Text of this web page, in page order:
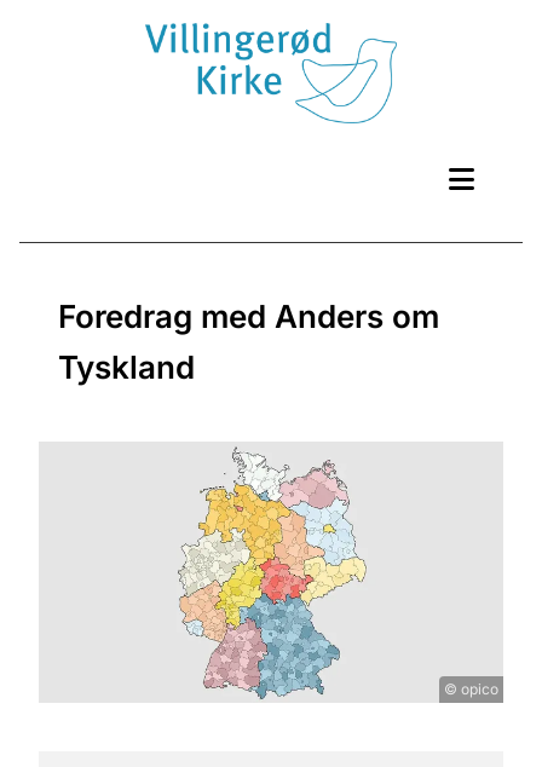
Foredrag med Anders om
Tyskland
© opico